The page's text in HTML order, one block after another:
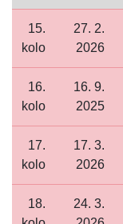
15.
kolo
27. 2.
2026
16.
kolo
16. 9.
2025
17.
kolo
17. 3.
2026
18.
24. 3.